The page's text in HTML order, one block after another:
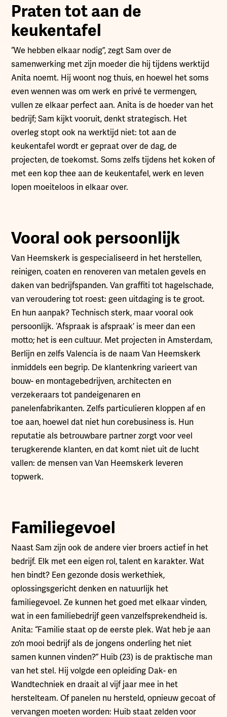
Praten tot aan de
keukentafel
“We hebben elkaar nodig”, zegt Sam over de
samenwerking met zijn moeder die hij tijdens werktijd
Anita noemt. Hij woont nog thuis, en hoewel het soms
even wennen was om werk en privé te vermengen,
vullen ze elkaar perfect aan. Anita is de hoeder van het
bedrijf; Sam kijkt vooruit, denkt strategisch. Het
overleg stopt ook na werktijd niet: tot aan de
keukentafel wordt er gepraat over de dag, de
projecten, de toekomst. Soms zelfs tijdens het koken of
met een kop thee aan de keukentafel, werk en leven
lopen moeiteloos in elkaar over.
Vooral ook persoonlijk
Van Heemskerk is gespecialiseerd in het herstellen,
reinigen, coaten en renoveren van metalen gevels en
daken van bedrijfspanden. Van graffiti tot hagelschade,
van veroudering tot roest: geen uitdaging is te groot.
En hun aanpak? Technisch sterk, maar vooral ook
persoonlijk. ‘Afspraak is afspraak’ is meer dan een
motto; het is een cultuur. Met projecten in Amsterdam,
Berlijn en zelfs Valencia is de naam Van Heemskerk
inmiddels een begrip. De klantenkring varieert van
bouw- en montagebedrijven, architecten en
verzekeraars tot pandeigenaren en
panelenfabrikanten. Zelfs particulieren kloppen af en
toe aan, hoewel dat niet hun corebusiness is. Hun
reputatie als betrouwbare partner zorgt voor veel
terugkerende klanten, en dat komt niet uit de lucht
vallen: de mensen van Van Heemskerk leveren
topwerk.
Familiegevoel
Naast Sam zijn ook de andere vier broers actief in het
bedrijf. Elk met een eigen rol, talent en karakter. Wat
hen bindt? Een gezonde dosis werkethiek,
oplossingsgericht denken en natuurlijk het
familiegevoel. Ze kunnen het goed met elkaar vinden,
wat in een familiebedrijf geen vanzelfsprekendheid is.
Anita: “Familie staat op de eerste plek. Wat heb je aan
zo’n mooi bedrijf als de jongens onderling het niet
samen kunnen vinden?” Huib (23) is de praktische man
van het stel. Hij volgde een opleiding Dak- en
Wandtechniek en draait al vijf jaar mee in het
herstelteam. Of panelen nu hersteld, opnieuw gecoat of
vervangen moeten worden: Huib staat zelden voor